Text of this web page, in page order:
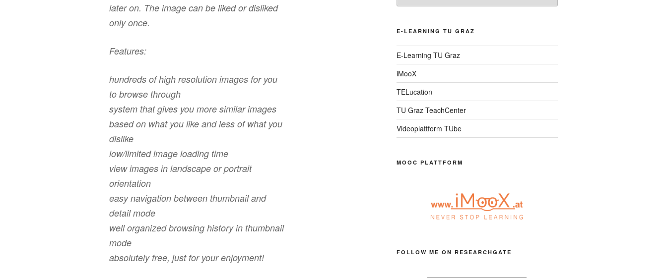
later on. The image can be liked or disliked
only once.
Features:
hundreds of high resolution images for you
to browse through
system that gives you more similar images
based on what you like and less of what you
dislike
low/limited image loading time
view images in landscape or portrait
orientation
easy navigation between thumbnail and
detail mode
well organized browsing history in thumbnail
mode
absolutely free, just for your enjoyment!
E-LEARNING TU GRAZ
E-Learning TU Graz
iMooX
TELucation
TU Graz TeachCenter
Videoplattform TUbe
MOOC PLATTFORM
FOLLOW ME ON RESEARCHGATE